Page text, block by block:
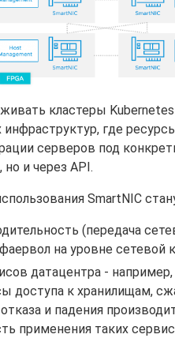
кластеры
инфраструктур, где
серверов под
но и через API.
SmartNIC
(передача
на уровне сетевой
датацентра -
доступа к хранилищам,
и падения
применения таких